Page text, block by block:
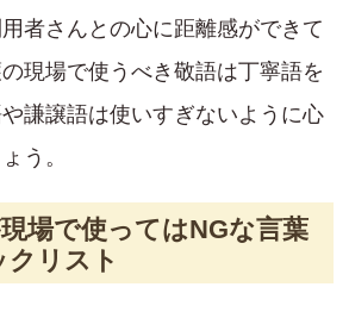
者さんとの心に距離感ができて
現場で使うべき敬語は丁寧語を
謙譲語は使いすぎないように心
う。
場で使ってはNGな言葉
リスト